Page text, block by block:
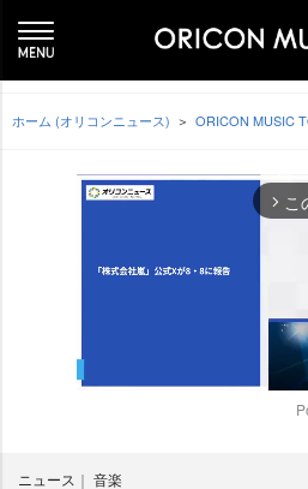
ホーム (オリコンニュース) ORICON MUSIC
arrow_forward_ios こ
ニュース 音楽